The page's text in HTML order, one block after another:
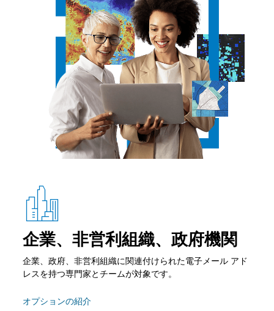
企業、非営利組織、政府機関
企業、政府、非営利組織に関連付けられた電子メール アド
レスを持つ専門家とチームが対象です。
オプションの紹介